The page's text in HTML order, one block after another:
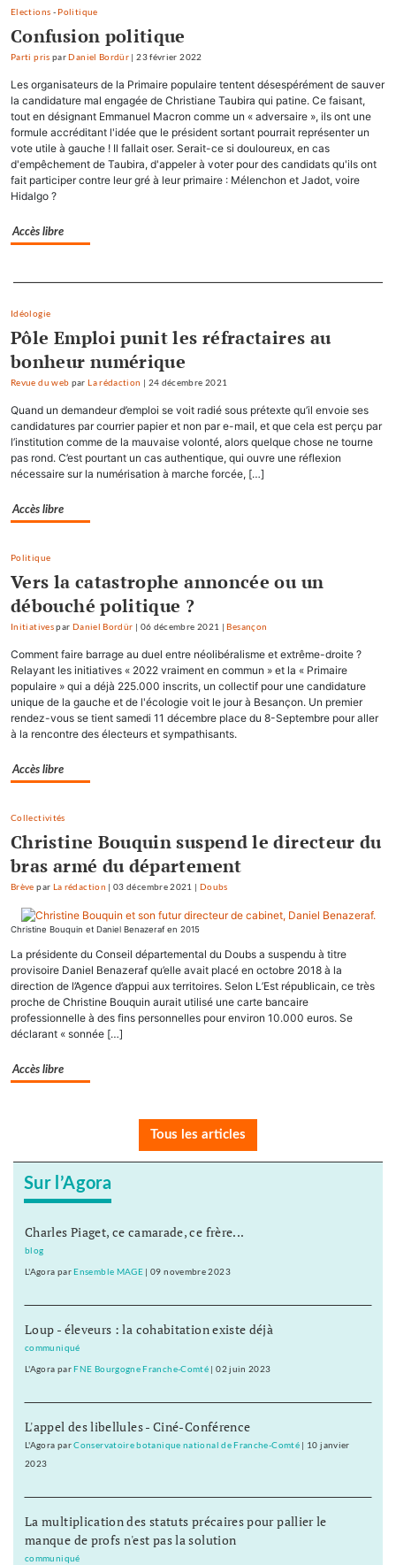
Elections - Politique
Confusion politique
Parti pris par Daniel Bordür |23 février 2022
Les organisateurs de la Primaire populaire tentent désespérément de sauver
la candidature mal engagée de Christiane Taubira qui patine. Ce faisant,
tout en désignant Emmanuel Macron comme un « adversaire », ils ont une
formule accréditant l'idée que le président sortant pourrait représenter un
vote utile à gauche ! Il fallait oser. Serait-ce si douloureux, en cas
d'empêchement de Taubira, d'appeler à voter pour des candidats qu'ils ont
fait participer contre leur gré à leur primaire : Mélenchon et Jadot, voire
Hidalgo ?
Accès libre
Separateur
Idéologie
Pôle Emploi punit les réfractaires au
bonheur numérique
Revue du web par La rédaction 24 décembre 2021
Quand un demandeur d’emploi se voit radié sous prétexte qu’il envoie ses
candidatures par courrier papier et non par e-mail, et que cela est perçu par
l’institution comme de la mauvaise volonté, alors quelque chose ne tourne
pas rond. C’est pourtant un cas authentique, qui ouvre une réflexion
nécessaire sur la numérisation à marche forcée, […]
Accès libre
Politique
Vers la catastrophe annoncée ou un
débouché politique ?
Initiativespar Daniel Bordür 06 décembre 2021 Besançon
Comment faire barrage au duel entre néolibéralisme et extrême-droite ?
Relayant les initiatives « 2022 vraiment en commun » et la « Primaire
populaire » qui a déjà 225.000 inscrits, un collectif pour une candidature
unique de la gauche et de l'écologie voit le jour à Besançon. Un premier
rendez-vous se tient samedi 11 décembre place du 8-Septembre pour aller
à la rencontre des électeurs et sympathisants.
Accès libre
Collectivités
Christine Bouquin suspend le directeur du
bras armé du département
Brève par La rédaction |03 décembre 2021 Doubs
Christine Bouquin et Daniel Benazeraf en 2015
La présidente du Conseil départemental du Doubs a suspendu à titre
provisoire Daniel Benazeraf qu’elle avait placé en octobre 2018 à la
direction de l’Agence d’appui aux territoires. Selon L’Est républicain, ce très
proche de Christine Bouquin aurait utilisé une carte bancaire
professionnelle à des fins personnelles pour environ 10.000 euros. Se
déclarant « sonnée […]
Accès libre
Tous les articles
Sur l’Agora
Charles Piaget, ce camarade, ce frère...
blog
L'Agora parEnsemble MAGE |09 novembre 2023
Loup - éleveurs : la cohabitation existe déjà
communiqué
L'Agora parFNE Bourgogne Franche-Comté |02 juin 2023
L'appel des libellules - Ciné-Conférence
L'Agora parConservatoire botanique national de Franche-Comté| 10 janvier
2023
La multiplication des statuts précaires pour pallier le
manque de profs n'est pas la solution
communiqué